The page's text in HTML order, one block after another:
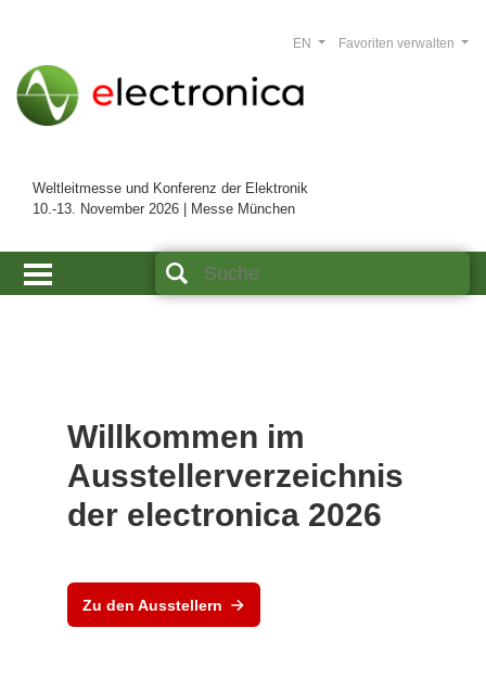
Weltleitmesse und Konferenz der Elektronik
10.-13. November 2026 | Messe München
Favoriten verwalten
EN
Willkommen im
Ausstellerverzeichnis
der electronica 2026
Zu den Ausstellern